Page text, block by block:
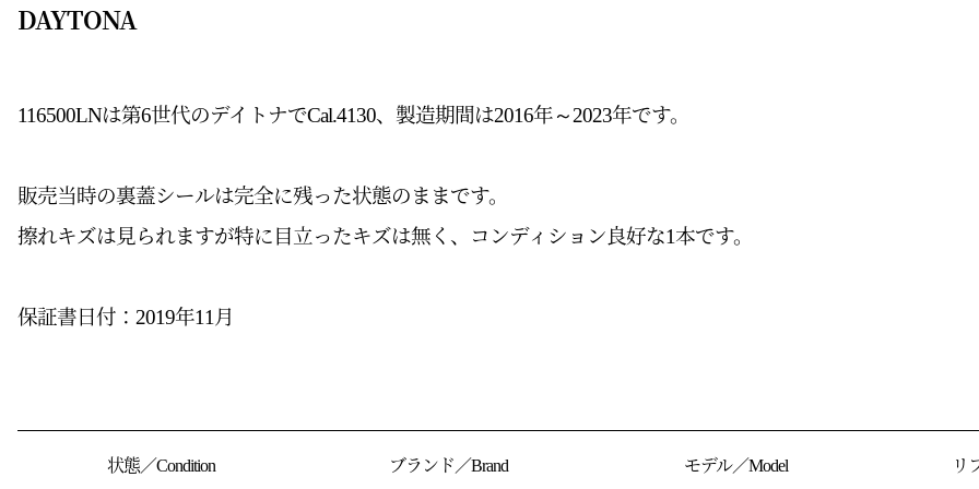
DAYTONA
116500LNは第6世代のデイトナでCal.4130、製造期間は2016年～2023年です。
販売当時の裏蓋シールは完全に残った状態のままです。
擦れキズは見られますが特に目立ったキズは無く、コンディション良好な1本です。
保証書日付：2019年11月
状態／Condition ブランド／Brand モデル／Model リ